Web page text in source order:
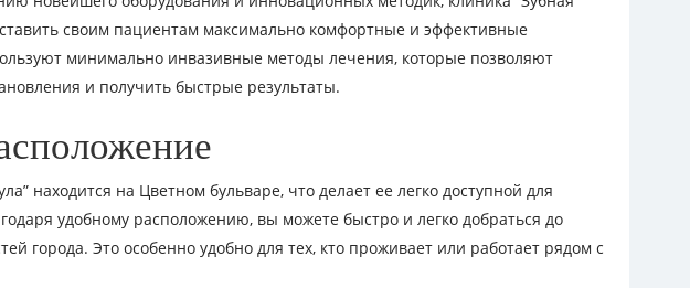
своим пациентам максимально комфортные и эффективные
минимально инвазивные методы лечения, которые позволяют
и получить быстрые результаты.
находится на Цветном бульваре, что делает ее легко доступной для
удобному расположению, вы можете быстро и легко добраться до
города. Это особенно удобно для тех, кто проживает или работает рядом с